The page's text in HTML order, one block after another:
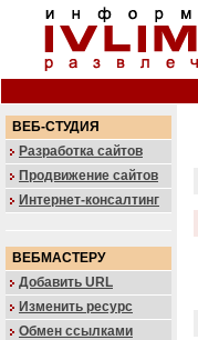
ВЕБ-СТУДИЯ
Разработка сайтов
Продвижение сайтов
Интернет-консалтинг
ВЕБМАСТЕРУ
Добавить URL
Изменить ресурс
Обмен ссылками